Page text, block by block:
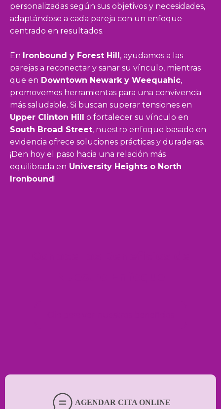
personalizadas según sus objetivos y necesidades,
adaptándose a cada pareja con un enfoque
centrado en resultados.
En Ironbound y Forest Hill, ayudamos a las
parejas a reconectar y sanar su vínculo, mientras
que en Downtown Newark y Weequahic,
promovemos herramientas para una convivencia
más saludable. Si buscan superar tensiones en
Upper Clinton Hill o fortalecer su vínculo en
South Broad Street, nuestro enfoque basado en
evidencia ofrece soluciones prácticas y duraderas.
¡Den hoy el paso hacia una relación más
equilibrada en University Heights o North
Ironbound!
AGENDAR CITA ONLINE